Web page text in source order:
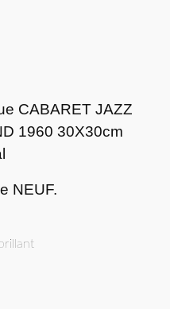
CABARET JAZZ
1960 30X30cm
NEUF.